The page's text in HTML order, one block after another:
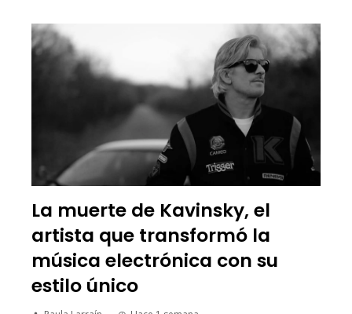
La muerte de Kavinsky, el
artista que transformó la
música electrónica con su
estilo único